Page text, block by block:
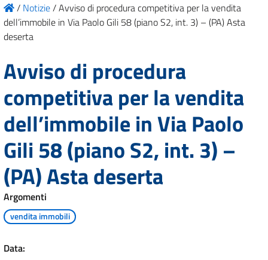
/ Notizie/Avviso di procedura competitiva per la vendita
dell’immobile in Via Paolo Gili 58 (piano S2, int. 3) – (PA) Asta
deserta
Avviso di procedura
competitiva per la vendita
dell’immobile in Via Paolo
Gili 58 (piano S2, int. 3) –
(PA) Asta deserta
Argomenti
vendita immobili
Data: